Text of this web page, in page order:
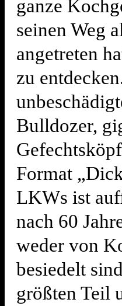
ganze
seinen Weg
angetreten
zu
Bulldozer,
Format
LKWs ist
nach 60
weder von
besiedelt
größten Teil